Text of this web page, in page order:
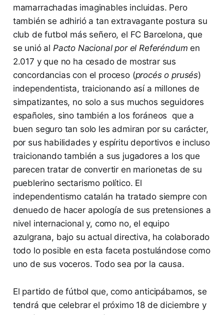
mamarrachadas imaginables incluidas. Pero
también se adhirió a tan extravagante postura su
club de futbol más señero, el FC Barcelona, que
se unió al Pacto Nacional por el Referéndum en
2.017 y que no ha cesado de mostrar sus
concordancias con el proceso (procés o prusés)
independentista, traicionando así a millones de
simpatizantes, no solo a sus muchos seguidores
españoles, sino también a los foráneos que a
buen seguro tan solo les admiran por su carácter,
por sus habilidades y espíritu deportivos e incluso
traicionando también a sus jugadores a los que
parecen tratar de convertir en marionetas de su
pueblerino sectarismo político. El
independentismo catalán ha tratado siempre con
denuedo de hacer apología de sus pretensiones a
nivel internacional y, como no, el equipo
azulgrana, bajo su actual directiva, ha colaborado
todo lo posible en esta faceta postulándose como
uno de sus voceros. Todo sea por la causa.
El partido de fútbol que, como anticipábamos, se
tendrá que celebrar el próximo 18 de diciembre y